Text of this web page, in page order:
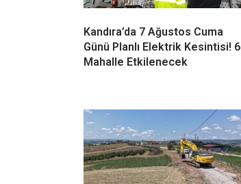
Kandıra’da 7 Ağustos Cuma
Günü Planlı Elektrik Kesintisi! 6
Mahalle Etkilenecek